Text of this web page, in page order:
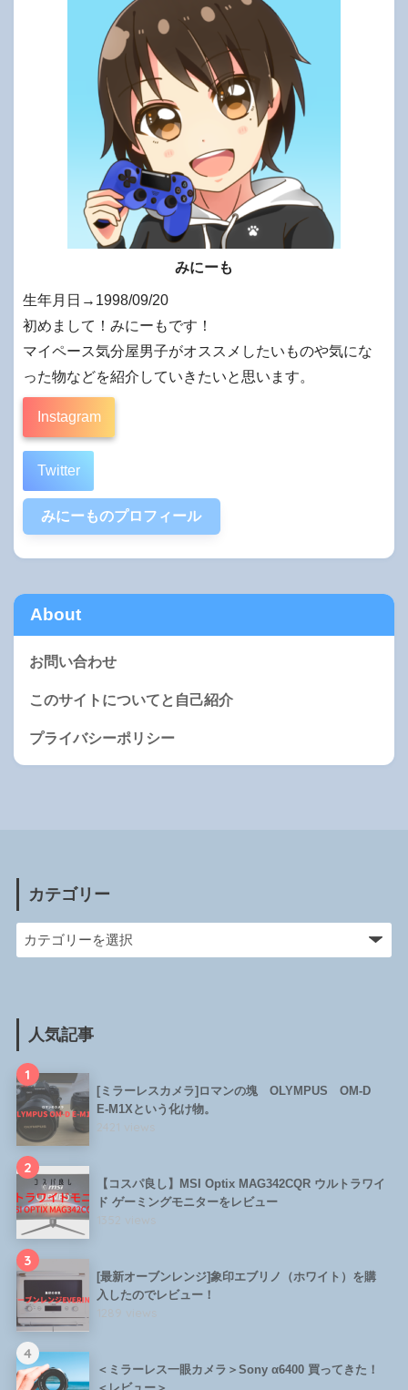
みにーも
生年月日→1998/09/20
初めまして！みにーもです！
マイペース気分屋男子がオススメしたいものや気にな
った物などを紹介していきたいと思います。
Instagram
Twitter
みにーものプロフィール
About
お問い合わせ
このサイトについてと自己紹介
プライバシーポリシー
カテゴリー
人気記事
1
[ミラーレスカメラ]ロマンの塊 OLYMPUS OM-D
E-M1Xという化け物。
2421 views
2
【コスパ良し】MSI Optix MAG342CQR ウルトラワイ
ド ゲーミングモニターをレビュー
1352 views
3
[最新オーブンレンジ]象印エブリノ（ホワイト）を購
入したのでレビュー！
1289 views
4
＜ミラーレス一眼カメラ＞Sony α6400 買ってきた！